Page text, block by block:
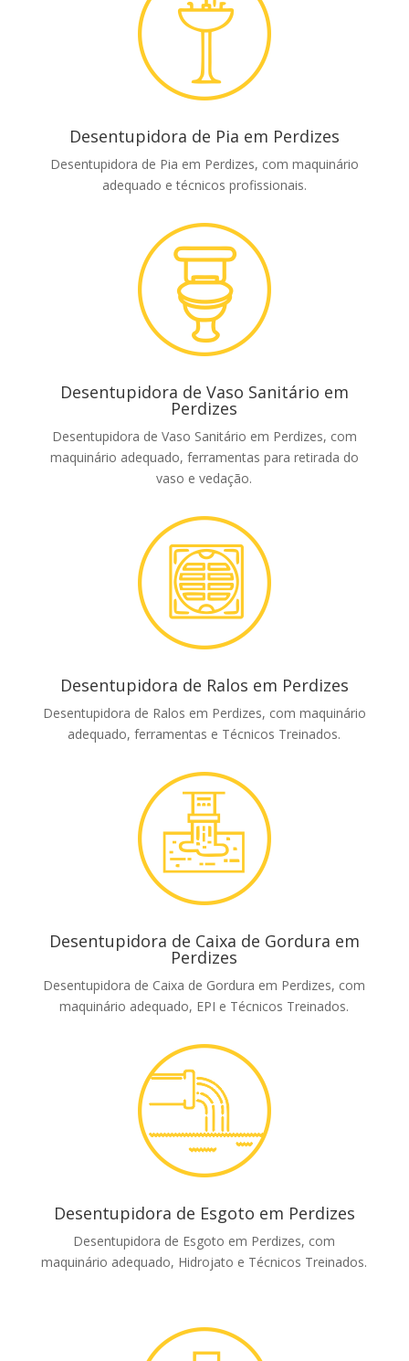
Desentupidora de Pia em Perdizes
Desentupidora de Pia em Perdizes, com maquinário
adequado e técnicos profissionais.
Desentupidora de Vaso Sanitário em
Perdizes
Desentupidora de Vaso Sanitário em Perdizes, com
maquinário adequado, ferramentas para retirada do
vaso e vedação.
Desentupidora de Ralos em Perdizes
Desentupidora de Ralos em Perdizes, com maquinário
adequado, ferramentas e Técnicos Treinados.
Desentupidora de Caixa de Gordura em
Perdizes
Desentupidora de Caixa de Gordura em Perdizes, com
maquinário adequado, EPI e Técnicos Treinados.
Desentupidora de Esgoto em Perdizes
Desentupidora de Esgoto em Perdizes, com
maquinário adequado, Hidrojato e Técnicos Treinados.